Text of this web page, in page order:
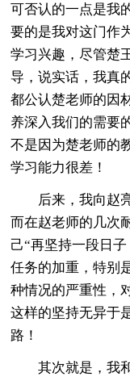
可否认的一点是我
要的是我对这门作
学习兴趣，尽管楚
导，说实话，我真
都公认楚老师的因
养深入我们的需要
不是因为楚老师的
学习能力很差！
后来，我向赵亮
而在赵老师的几次
己“再坚持一段日
任务的加重，特别
种情况的严重性，
这样的坚持无异于
路！
其次就是，我和